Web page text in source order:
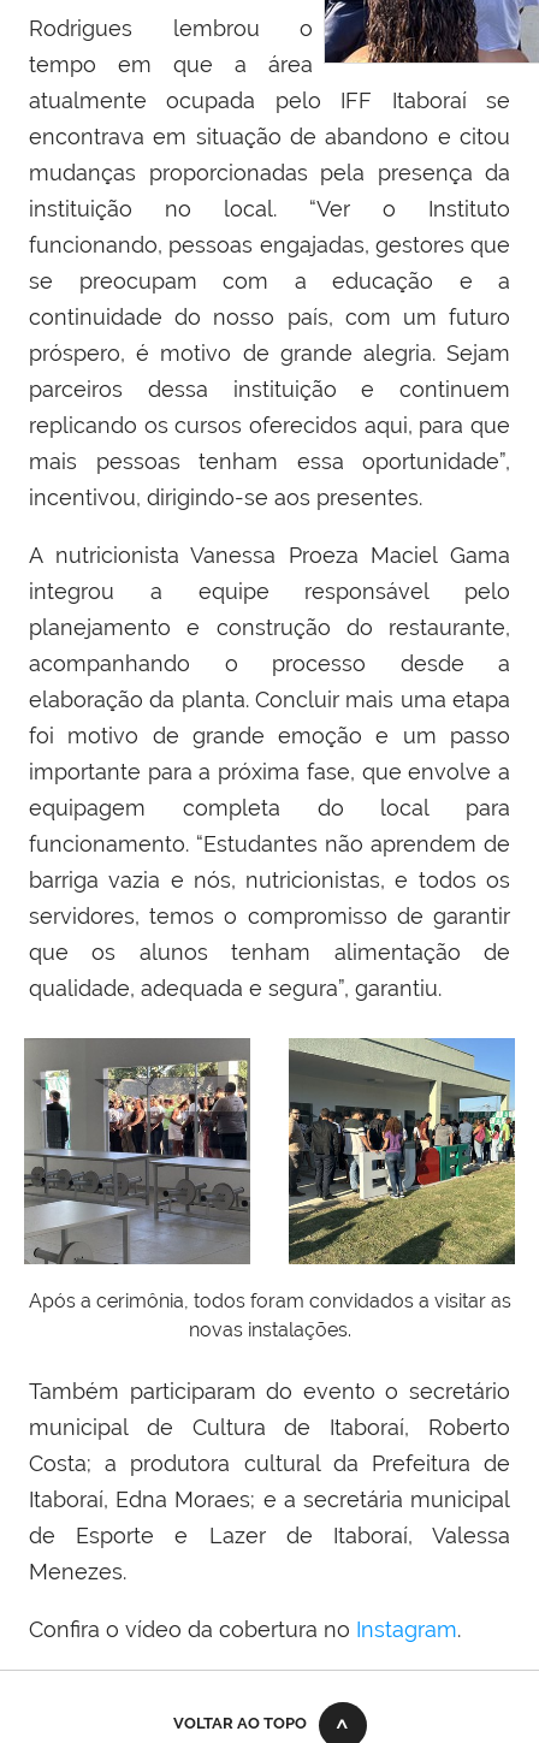
Rodrigues lembrou o
tempo em que a área
atualmente ocupada pelo IFF Itaboraí se
encontrava em situação de abandono e citou
mudanças proporcionadas pela presença da
instituição no local. “Ver o Instituto
funcionando, pessoas engajadas, gestores que
se preocupam com a educação e a
continuidade do nosso país, com um futuro
próspero, é motivo de grande alegria. Sejam
parceiros dessa instituição e continuem
replicando os cursos oferecidos aqui, para que
mais pessoas tenham essa oportunidade”,
incentivou, dirigindo-se aos presentes.
A nutricionista Vanessa Proeza Maciel Gama
integrou a equipe responsável pelo
planejamento e construção do restaurante,
acompanhando o processo desde a
elaboração da planta. Concluir mais uma etapa
foi motivo de grande emoção e um passo
importante para a próxima fase, que envolve a
equipagem completa do local para
funcionamento. “Estudantes não aprendem de
barriga vazia e nós, nutricionistas, e todos os
servidores, temos o compromisso de garantir
que os alunos tenham alimentação de
qualidade, adequada e segura”, garantiu.
Após a cerimônia, todos foram convidados a visitar as
novas instalações.
Também participaram do evento o secretário
municipal de Cultura de Itaboraí, Roberto
Costa; a produtora cultural da Prefeitura de
Itaboraí, Edna Moraes; e a secretária municipal
de Esporte e Lazer de Itaboraí, Valessa
Menezes.
Confira o vídeo da cobertura no Instagram.
VOLTAR AO TOPO